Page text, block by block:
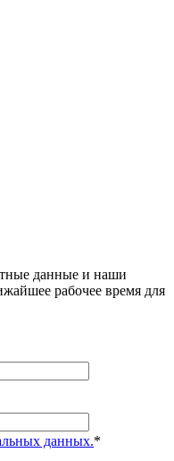
данные и наши
рабочее время для
данных.*